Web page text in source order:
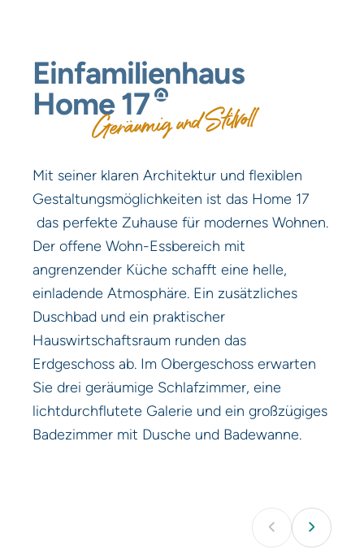
Einfamilienhaus
Home17
Geräumig und Stilvoll
Mit seiner klaren Architektur und flexiblen
Gestaltungsmöglichkeiten ist das Home 17
das perfekte Zuhause für modernes Wohnen.
Der offene Wohn-Essbereich mit
angrenzender Küche schafft eine helle,
einladende Atmosphäre. Ein zusätzliches
Duschbad und ein praktischer
Hauswirtschaftsraum runden das
Erdgeschoss ab. Im Obergeschoss erwarten
Sie drei geräumige Schlafzimmer, eine
lichtdurchflutete Galerie und ein großzügiges
Badezimmer mit Dusche und Badewanne.